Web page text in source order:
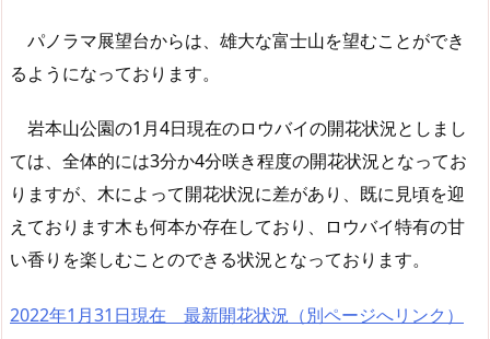
パノラマ展望台からは、雄大な富士山を望むことができ
るようになっております。
岩本山公園の1月4日現在のロウバイの開花状況としまし
ては、全体的には3分か4分咲き程度の開花状況となってお
りますが、木によって開花状況に差があり、既に見頃を迎
えております木も何本か存在しており、ロウバイ特有の甘
い香りを楽しむことのできる状況となっております。
2022年1月31日現在 最新開花状況（別ページへリンク）